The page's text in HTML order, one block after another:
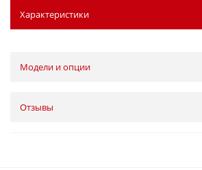
Характеристики
Модели и опции
Отзывы